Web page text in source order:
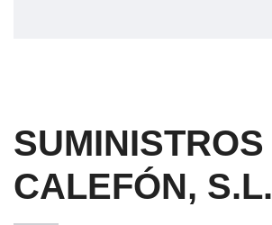
SUMINISTROS
CALEFÓN, S.L.